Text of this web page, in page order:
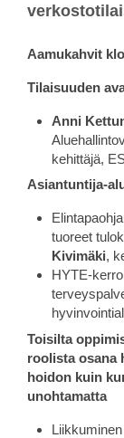
Aamukahvit
Tilaisuuden
Anni
kehittäjä,
Asiantuntija-
tuoreet
Kivimäki,
HYTE-
Toisilta
roolista osana
hoidon kuin
unohtamatta